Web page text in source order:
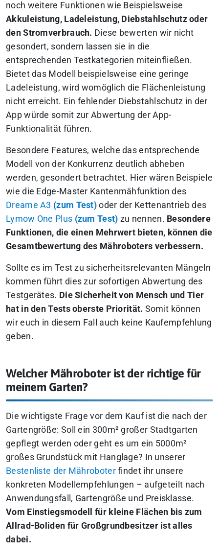
noch weitere Funktionen wie Beispielsweise
Akkuleistung, Ladeleistung, Diebstahlschutz oder
den Stromverbrauch. Diese bewerten wir nicht
gesondert, sondern lassen sie in die
entsprechenden Testkategorien miteinfließen.
Bietet das Modell beispielsweise eine geringe
Ladeleistung, wird womöglich die Flächenleistung
nicht erreicht. Ein fehlender Diebstahlschutz in der
App würde somit zur Abwertung der App-
Funktionalität führen.
Besondere Features, welche das entsprechende
Modell von der Konkurrenz deutlich abheben
werden, gesondert betrachtet. Hier wären Beispiele
wie die Edge-Master Kantenmähfunktion des
Dreame A3 (zum Test) oder der Kettenantrieb des
Lymow One Plus (zum Test) zu nennen. Besondere
Funktionen, die einen Mehrwert bieten, können die
Gesamtbewertung des Mähroboters verbessern.
Sollte es im Test zu sicherheitsrelevanten Mängeln
kommen führt dies zur sofortigen Abwertung des
Testgerätes. Die Sicherheit von Mensch und Tier
hat in den Tests oberste Priorität. Somit können
wir euch in diesem Fall auch keine Kaufempfehlung
geben.
Welcher Mähroboter ist der richtige für
meinem Garten?
Die wichtigste Frage vor dem Kauf ist die nach der
Gartengröße: Soll ein 300m² großer Stadtgarten
gepflegt werden oder geht es um ein 5000m²
großes Grundstück mit Hanglage? In unserer
Bestenliste der Mähroboterfindet ihr unsere
konkreten Modellempfehlungen – aufgeteilt nach
Anwendungsfall, Gartengröße und Preisklasse.
Vom Einstiegsmodell für kleine Flächen bis zum
Allrad-Boliden für Großgrundbesitzer ist alles
dabei.